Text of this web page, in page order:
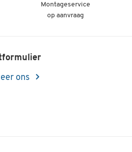
Montageservice
op aanvraag
ons